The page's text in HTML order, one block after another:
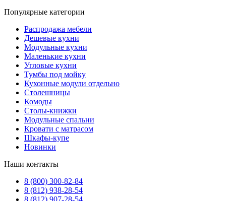
Популярные категории
Распродажа мебели
Дешевые кухни
Модульные кухни
Маленькие кухни
Угловые кухни
Тумбы под мойку
Кухонные модули отдельно
Столешницы
Комоды
Столы-книжки
Модульные спальни
Кровати с матрасом
Шкафы-купе
Новинки
Наши контакты
8 (800) 300-82-84
8 (812) 938-28-54